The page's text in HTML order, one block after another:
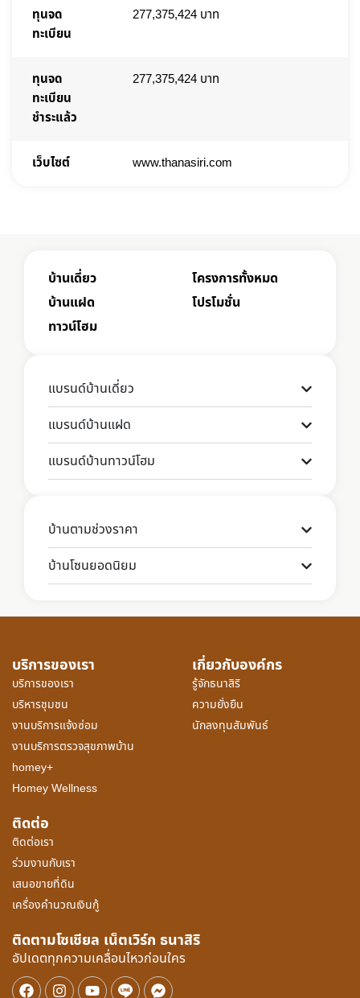
ทุนจด
ทะเบียน
277,375,424 บาท
ทุนจด
ทะเบียน
ชำระแล้ว
277,375,424 บาท
เว็บไซต์ www.thanasiri.com
บ้านเดี่ยว
บ้านแฝด
ทาวน์โฮม
โครงการทั้งหมด
โปรโมชั่น
แบรนด์บ้านเดี่ยว
แบรนด์บ้านแฝด
แบรนด์บ้านทาวน์โฮม
บ้านตามช่วงราคา
บ้านโซนยอดนิยม
บริการของเรา
บริการของเรา
บริหารชุมชน
งานบริการแจ้งซ่อม
งานบริการตรวจสุขภาพบ้าน
homey+
Homey Wellness
เกี่ยวกับองค์กร
รู้จักธนาสิริ
ความยั่งยืน
นักลงทุนสัมพันธ์
ติดต่อ
ติดต่อเรา
ร่วมงานกับเรา
เสนอขายที่ดิน
เครื่องคำนวณเงินกู้
ติดตามโซเชียล เน็ตเวิร์ก ธนาสิริ
อัปเดตทุกความเคลื่อนไหวก่อนใคร